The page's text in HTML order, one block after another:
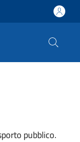
pubblico.